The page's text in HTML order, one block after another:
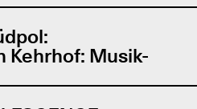
Kehrhof: Musik-